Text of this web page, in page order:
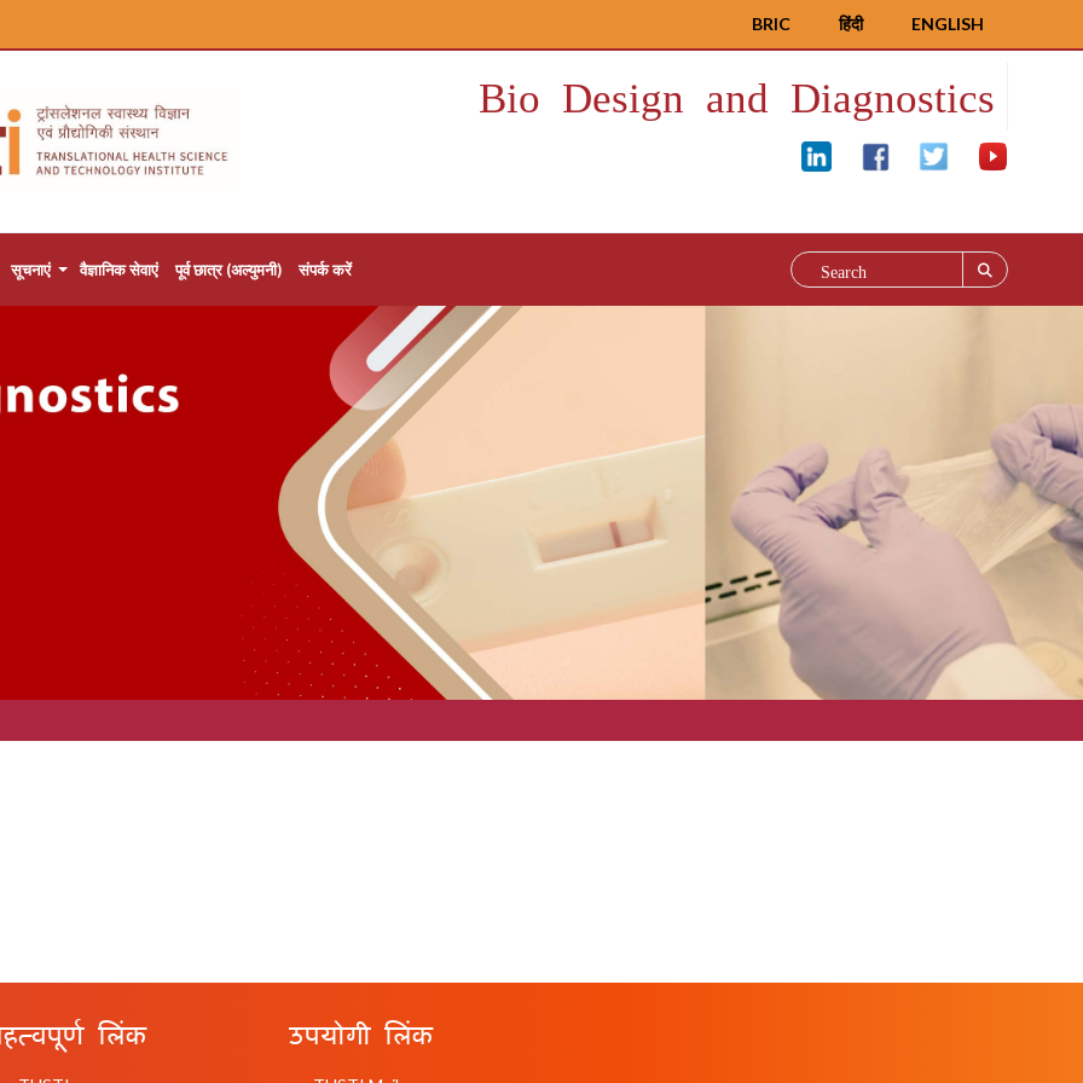
ENGLISH
हिंदी
BRIC
Bio Design and Diagnostics
सूचनाएं वैज्ञानिक सेवाएं पूर्व छात्र (अल्युमनी) संपर्क करें
लिंक उपयोगी लिंक